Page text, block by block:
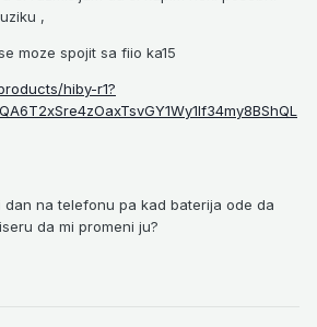
,
moze spojit sa fiio ka15
hiby-r1?
dan na telefonu pa kad baterija ode da
da mi promeni ju?